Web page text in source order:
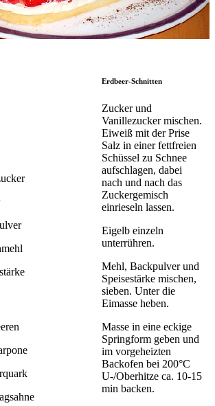
Erdbeer-Schnitten
Zucker und
Vanillezucker mischen.
Eiweiß mit der Prise
Salz in einer fettfreien
Schüssel zu Schnee
aufschlagen, dabei
nach und nach das
Zuckergemisch
einrieseln lassen.
Eigelb einzeln
unterrühren.
Mehl, Backpulver und
Speisestärke mischen,
sieben. Unter die
Eimasse heben.
Masse in eine eckige
Springform geben und
im vorgeheizten
Backofen bei 200°C
U-/Oberhitze ca. 10-15
min backen.